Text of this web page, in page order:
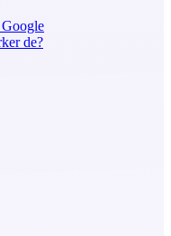
Google
de?